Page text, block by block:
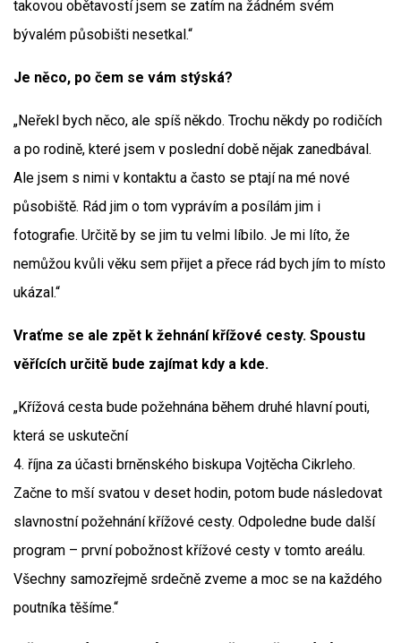
takovou obětavostí jsem se zatím na žádném svém
bývalém působišti nesetkal.“
Je něco, po čem se vám stýská?
„Neřekl bych něco, ale spíš někdo. Trochu někdy po rodičích
a po rodině, které jsem v poslední době nějak zanedbával.
Ale jsem s nimi v kontaktu a často se ptají na mé nové
působiště. Rád jim o tom vyprávím a posílám jim i
fotografie. Určitě by se jim tu velmi líbilo. Je mi líto, že
nemůžou kvůli věku sem přijet a přece rád bych jím to místo
ukázal.“
Vraťme se ale zpět k žehnání křížové cesty. Spoustu
věřících určitě bude zajímat kdy a kde.
„Křížová cesta bude požehnána během druhé hlavní pouti,
která se uskuteční
4. října za účasti brněnského biskupa Vojtěcha Cikrleho.
Začne to mší svatou v deset hodin, potom bude následovat
slavnostní požehnání křížové cesty. Odpoledne bude další
program – první pobožnost křížové cesty v tomto areálu.
Všechny samozřejmě srdečně zveme a moc se na každého
poutníka těšíme.“